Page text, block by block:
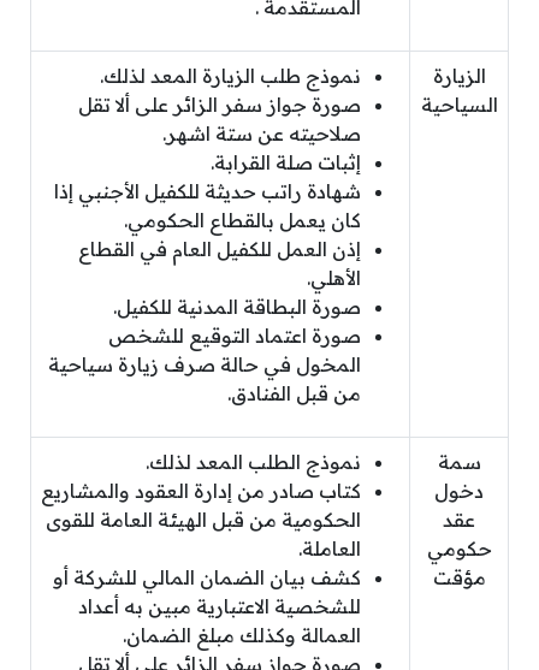
المستقدمة .
الزيارة
السياحية
نموذج طلب الزيارة المعد لذلك.
صورة جواز سفر الزائر على ألا تقل
صلاحيته عن ستة اشهر.
إثبات صلة القرابة.
شهادة راتب حديثة للكفيل الأجنبي إذا
كان يعمل بالقطاع الحكومي.
إذن العمل للكفيل العام في القطاع
الأهلي.
صورة البطاقة المدنية للكفيل.
صورة اعتماد التوقيع للشخص
المخول في حالة صرف زيارة سياحية
من قبل الفنادق.
سمة
دخول
عقد
حكومي
مؤقت
نموذج الطلب المعد لذلك.
كتاب صادر من إدارة العقود والمشاريع
الحكومية من قبل الهيئة العامة للقوى
العاملة.
كشف بيان الضمان المالي للشركة أو
للشخصية الاعتبارية مبين به أعداد
العمالة وكذلك مبلغ الضمان.
صورة جواز سفر الزائر على ألا تقل